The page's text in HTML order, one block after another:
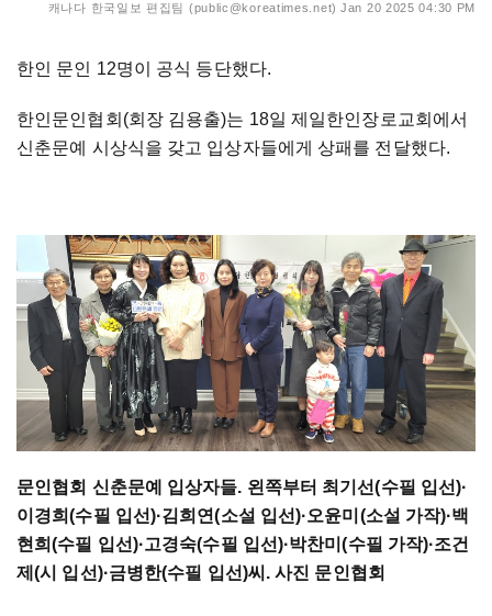
캐나다 한국일보 편집팀 (public@koreatimes.net) Jan 20 2025 04:30 PM
한인 문인 12명이 공식 등단했다.
한인문인협회(회장 김용출)는 18일 제일한인장로교회에서
신춘문예 시상식을 갖고 입상자들에게 상패를 전달했다.
문인협회 신춘문예 입상자들. 왼쪽부터 최기선(수필 입선)·
이경희(수필 입선)·김희연(소설 입선)·오윤미(소설 가작)·백
현희(수필 입선)·고경숙(수필 입선)·박찬미(수필 가작)·조건
제(시 입선)·금병한(수필 입선)씨. 사진 문인협회